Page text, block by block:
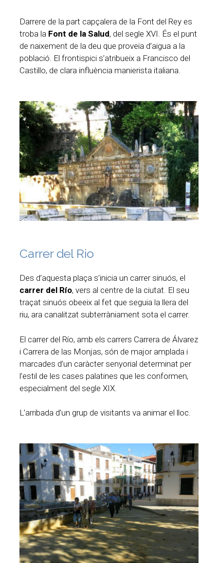
Darrere de la part capçalera de la Font del Rey es
troba la Font de la Salud, del segle XVI. És el punt
de naixement de la deu que proveïa d’aigua a la
població. El frontispici s’atribueix a Francisco del
Castillo, de clara influència manierista italiana.
Carrer del Rio
Des d’aquesta plaça s’inicia un carrer sinuós, el
carrer del Río, vers al centre de la ciutat. El seu
traçat sinuós obeeix al fet que seguia la llera del
riu, ara canalitzat subterràniament sota el carrer.
El carrer del Río, amb els carrers Carrera de Álvarez
i Carrera de las Monjas, són de major amplada i
marcades d’un caràcter senyorial determinat per
l’estil de les cases palatines que les conformen,
especialment del segle XIX.
L’arribada d’un grup de visitants va animar el lloc.